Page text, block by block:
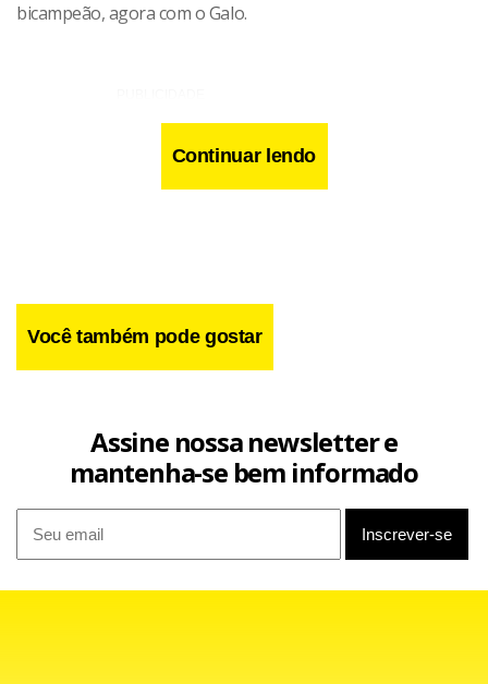
bicampeão, agora com o Galo.
Se levantar a taça, o Atlético-MG conquistará o Mineiro de
forma invicta depois de 36 anos, e ainda manterá uma série
Continuar lendo
Você também pode gostar
Assine nossa newsletter e
mantenha-se bem informado